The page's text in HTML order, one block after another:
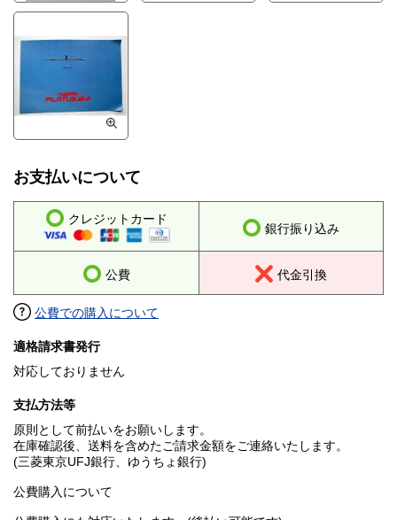
お支払いについて
クレジットカード
銀行振り込み
公費 代金引換
公費での購入について
適格請求書発行
対応しておりません
支払方法等
原則として前払いをお願いします。
在庫確認後、送料を含めたご請求金額をご連絡いたします。
(三菱東京UFJ銀行、ゆうちょ銀行)
公費購入について